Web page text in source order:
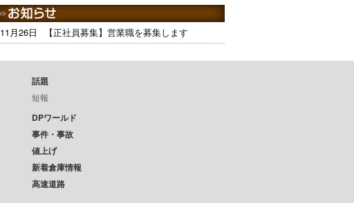
11月26日 【正社員募集】営業職を募集します
話題
短報
DPワールド
事件・事故
値上げ
新着倉庫情報
高速道路